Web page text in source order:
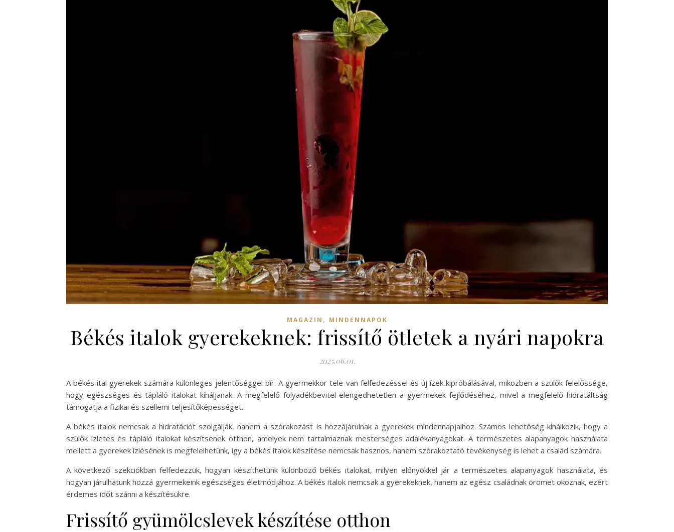
MAGAZIN , MINDENNAPOK
Békés italok gyerekeknek: frissítő ötletek a nyári napokra
2025.06.01.
A békés ital gyerekek számára különleges jelentőséggel bír. A gyermekkor tele van felfedezéssel és új ízek kipróbálásával, miközben a szülők felelőssége,
hogy egészséges és tápláló italokat kínáljanak. A megfelelő folyadékbevitel elengedhetetlen a gyermekek fejlődéséhez, mivel a megfelelő hidratáltság
támogatja a fizikai és szellemi teljesítőképességet.
A békés italok nemcsak a hidratációt szolgálják, hanem a szórakozást is hozzájárulnak a gyerekek mindennapjaihoz. Számos lehetőség kínálkozik, hogy a
szülők ízletes és tápláló italokat készítsenek otthon, amelyek nem tartalmaznak mesterséges adalékanyagokat. A természetes alapanyagok használata
mellett a gyerekek ízlésének is megfelelhetünk, így a békés italok készítése nemcsak hasznos, hanem szórakoztató tevékenység is lehet a család számára.
A következő szekciókban felfedezzük, hogyan készíthetünk különböző békés italokat, milyen előnyökkel jár a természetes alapanyagok használata, és
hogyan járulhatunk hozzá gyermekeink egészséges életmódjához. A békés italok nemcsak a gyerekeknek, hanem az egész családnak örömet okoznak, ezért
érdemes időt szánni a készítésükre.
Frissítő gyümölcslevek készítése otthon